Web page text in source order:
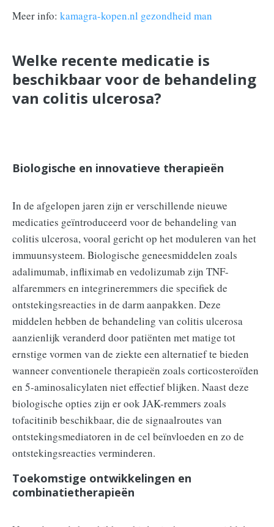
Meer info: kamagra-kopen.nl gezondheid man
Welke recente medicatie is
beschikbaar voor de behandeling
van colitis ulcerosa?
Biologische en innovatieve therapieën
In de afgelopen jaren zijn er verschillende nieuwe
medicaties geïntroduceerd voor de behandeling van
colitis ulcerosa, vooral gericht op het moduleren van het
immuunsysteem. Biologische geneesmiddelen zoals
adalimumab, infliximab en vedolizumab zijn TNF-
alfaremmers en integrineremmers die specifiek de
ontstekingsreacties in de darm aanpakken. Deze
middelen hebben de behandeling van colitis ulcerosa
aanzienlijk veranderd door patiënten met matige tot
ernstige vormen van de ziekte een alternatief te bieden
wanneer conventionele therapieën zoals corticosteroïden
en 5-aminosalicylaten niet effectief blijken. Naast deze
biologische opties zijn er ook JAK-remmers zoals
tofacitinib beschikbaar, die de signaalroutes van
ontstekingsmediatoren in de cel beïnvloeden en zo de
ontstekingsreacties verminderen.
Toekomstige ontwikkelingen en
combinatietherapieën